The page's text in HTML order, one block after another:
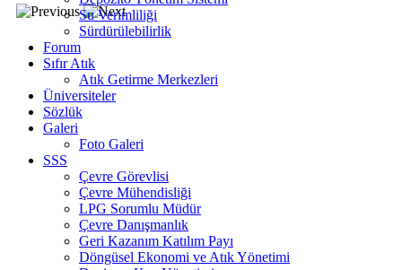
Su Verimliliği
Sürdürülebilirlik
Forum
Sıfır Atık
Atık Getirme Merkezleri
Üniversiteler
Sözlük
Galeri
Foto Galeri
SSS
Çevre Görevlisi
Çevre Mühendisliği
LPG Sorumlu Müdür
Çevre Danışmanlık
Geri Kazanım Katılım Payı
Döngüsel Ekonomi ve Atık Yönetimi